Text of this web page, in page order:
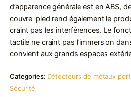
d’apparence générale est en ABS,
couvre-pied rend également le
craint pas les interférences. Le
tactile ne craint pas l’immersion
convient aux grands espaces
Categories: Détecteurs de métaux
Sécurité